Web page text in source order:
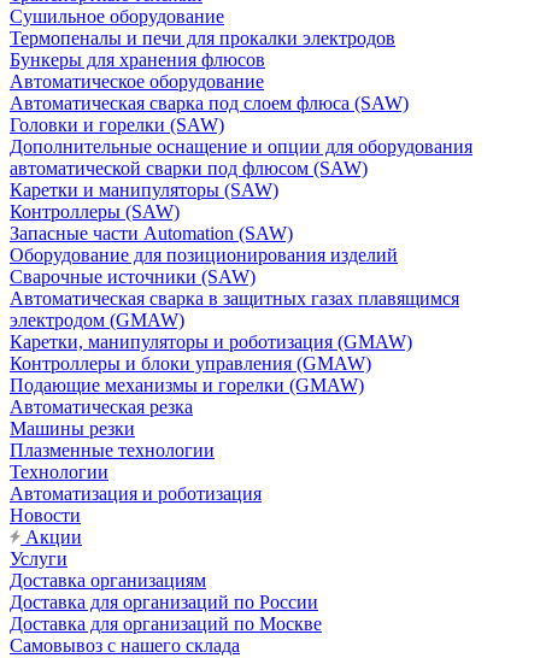
Сушильное оборудование
Термопеналы и печи для прокалки электродов
Бункеры для хранения флюсов
Автоматическое оборудование
Автоматическая сварка под слоем флюса (SAW)
Головки и горелки (SAW)
Дополнительные оснащение и опции для оборудования
автоматической сварки под флюсом (SAW)
Каретки и манипуляторы (SAW)
Контроллеры (SAW)
Запасные части Automation (SAW)
Оборудование для позиционирования изделий
Сварочные источники (SAW)
Автоматическая сварка в защитных газах плавящимся
электродом (GMAW)
Каретки, манипуляторы и роботизация (GMAW)
Контроллеры и блоки управления (GMAW)
Подающие механизмы и горелки (GMAW)
Автоматическая резка
Машины резки
Плазменные технологии
Технологии
Автоматизация и роботизация
Новости
Акции
Услуги
Доставка организациям
Доставка для организаций по России
Доставка для организаций по Москве
Самовывоз с нашего склада